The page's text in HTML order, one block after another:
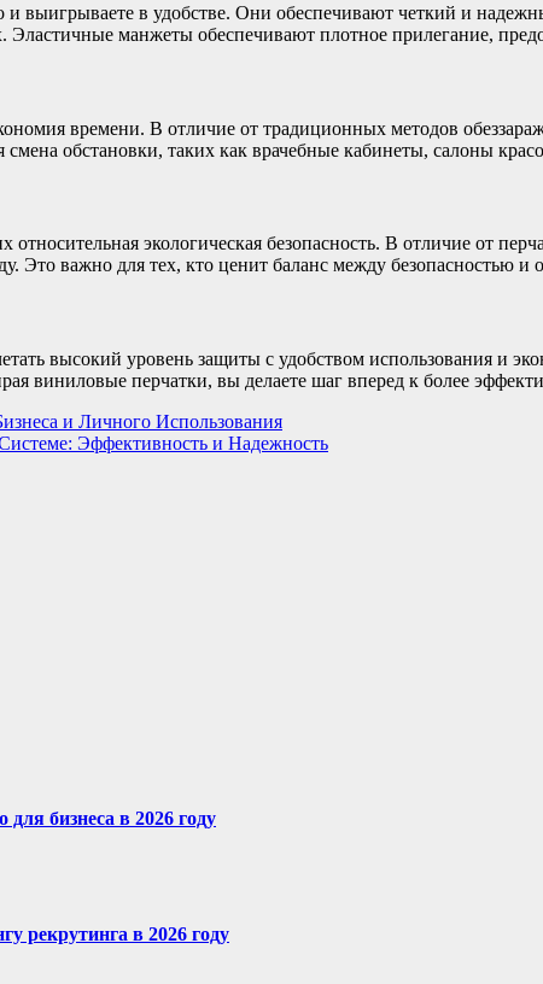
выигрываете в удобстве. Они обеспечивают четкий и
манжеты обеспечивают плотное прилегание,
времени. В отличие от традиционных методов
обстановки, таких как врачебные кабинеты, салоны
экологическая безопасность. В отличие от
важно для тех, кто ценит баланс между безопасностью и
высокий уровень защиты с удобством использования и
виниловые перчатки, вы делаете шаг вперед к более
и Личного Использования
Эффективность и Надежность
бизнеса в 2026 году
рекрутинга в 2026 году